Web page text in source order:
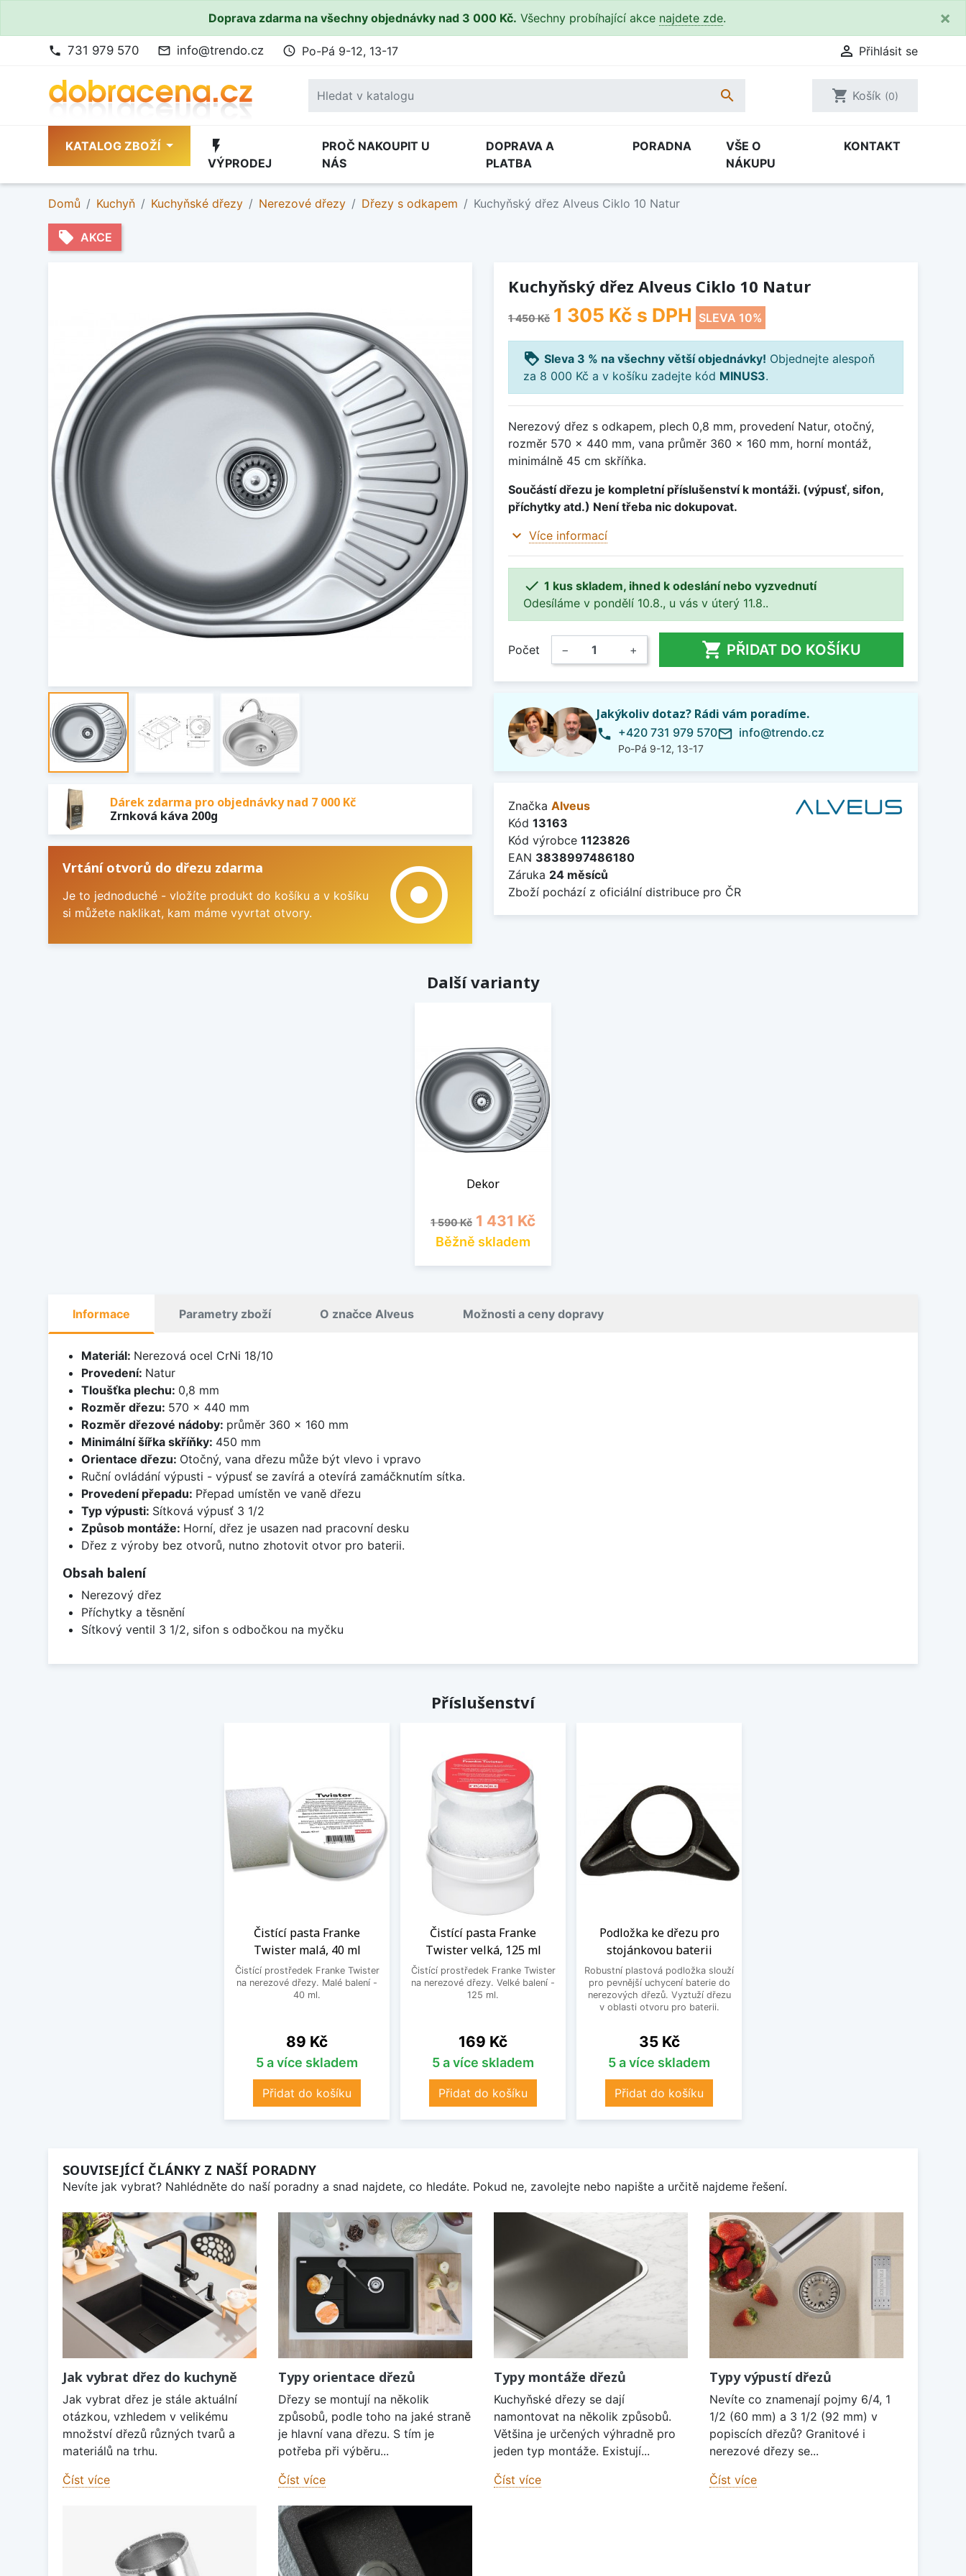
Doprava zdarma na všechny objednávky nad 3 000 Kč. Všechny probíhající akce najdete zde. ×
phone 731 979 570 mail_outline info@trendo.cz access_time Po-Pá 9-12, 13-17  Přihlásit se
 shopping_cart Košík (0)
KATALOG ZBOŽÍ flash_on
VÝPRODEJ
PROČ NAKOUPIT U
NÁS
DOPRAVA A
PLATBA
PORADNA
VŠE O
NÁKUPU
KONTAKT
Domů Kuchyň Kuchyňské dřezy Nerezové dřezy Dřezy s odkapem Kuchyňský dřez Alveus Ciklo 10 Natur
local_offer AKCE
Dárek zdarma pro objednávky nad 7 000 Kč
Zrnková káva 200g
Vrtání otvorů do dřezu zdarma
Je to jednoduché - vložíte produkt do košíku a v košíku
si můžete naklikat, kam máme vyvrtat otvory.
adjust
Kuchyňský dřez Alveus Ciklo 10 Natur
1 450 Kč 1 305 Kč s DPH SLEVA 10%
loyalty Sleva 3 % na všechny větší objednávky! Objednejte alespoň
za 8 000 Kč a v košíku zadejte kód MINUS3.
Nerezový dřez s odkapem, plech 0,8 mm, provedení Natur, otočný,
rozměr 570 x 440 mm, vana průměr 360 x 160 mm, horní montáž,
minimálně 45 cm skříňka.
Součástí dřezu je kompletní příslušenství k montáži. (výpusť, sifon,
příchytky atd.) Není třeba nic dokupovat.
expand_more Více informací
 1 kus skladem, ihned k odeslání nebo vyzvednutí
Odesíláme v pondělí 10.8., u vás v úterý 11.8..
Počet − +  PŘIDAT DO KOŠÍKU
Jakýkoliv dotaz? Rádi vám poradíme.
phone +420 731 979 570
Po-Pá 9-12, 13-17
mail_outline info@trendo.cz
Značka Alveus
Kód 13163
Kód výrobce 1123826
EAN 3838997486180
Záruka 24 měsíců
Zboží pochází z oficiální distribuce pro ČR
Další varianty
Dekor
Běžná cena
1 590 Kč Cena
1 431 Kč
Běžně skladem
Informace Parametry zboží O značce Alveus Možnosti a ceny dopravy
Materiál: Nerezová ocel CrNi 18/10
Provedení: Natur
Tloušťka plechu: 0,8 mm
Rozměr dřezu: 570 x 440 mm
Rozměr dřezové nádoby: průměr 360 x 160 mm
Minimální šířka skříňky: 450 mm
Orientace dřezu: Otočný, vana dřezu může být vlevo i vpravo
Ruční ovládání výpusti - výpusť se zavírá a otevírá zamáčknutím sítka.
Provedení přepadu: Přepad umístěn ve vaně dřezu
Typ výpusti: Sítková výpusť 3 1/2
Způsob montáže: Horní, dřez je usazen nad pracovní desku
Dřez z výroby bez otvorů, nutno zhotovit otvor pro baterii.
Obsah balení
Nerezový dřez
Příchytky a těsnění
Sítkový ventil 3 1/2, sifon s odbočkou na myčku
Příslušenství
Čistící pasta Franke
Twister malá, 40 ml
Čistící prostředek Franke Twister
na nerezové dřezy. Malé balení -
40 ml.
Cena
89 Kč
5 a více skladem
Přidat do košíku
Čistící pasta Franke
Twister velká, 125 ml
Čistící prostředek Franke Twister
na nerezové dřezy. Velké balení -
125 ml.
Cena
169 Kč
5 a více skladem
Přidat do košíku
Podložka ke dřezu pro
stojánkovou baterii
Robustní plastová podložka slouží
pro pevnější uchycení baterie do
nerezových dřezů. Vyztuží dřezu
v oblasti otvoru pro baterii.
Cena
35 Kč
5 a více skladem
Přidat do košíku
SOUVISEJÍCÍ ČLÁNKY Z NAŠÍ PORADNY
Nevíte jak vybrat? Nahlédněte do naší poradny a snad najdete, co hledáte. Pokud ne, zavolejte nebo napište a určitě najdeme řešení.
Jak vybrat dřez do kuchyně
Jak vybrat dřez je stále aktuální
otázkou, vzhledem v velikému
množství dřezů různých tvarů a
materiálů na trhu.
Číst více
Typy orientace dřezů
Dřezy se montují na několik
způsobů, podle toho na jaké straně
je hlavní vana dřezu. S tím je
potřeba při výběru...
Číst více
Typy montáže dřezů
Kuchyňské dřezy se dají
namontovat na několik způsobů.
Většina je určených výhradně pro
jeden typ montáže. Existují...
Číst více
Typy výpustí dřezů
Nevíte co znamenají pojmy 6/4, 1
1/2 (60 mm) a 3 1/2 (92 mm) v
popiscích dřezů? Granitové i
nerezové dřezy se...
Číst více